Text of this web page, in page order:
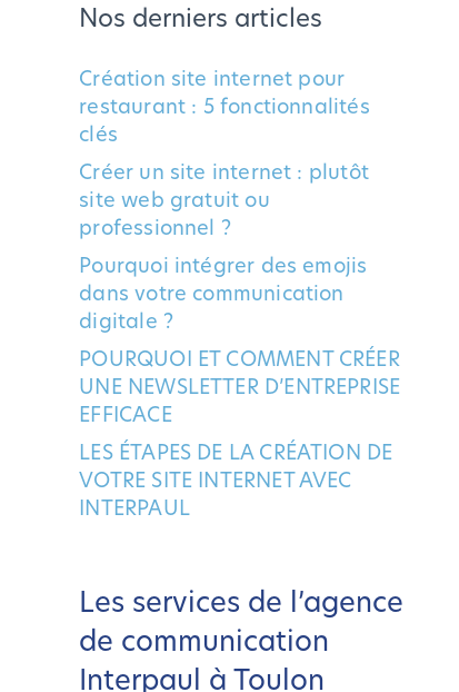
Nos derniers articles
Création site internet pour
restaurant : 5 fonctionnalités
clés
Créer un site internet : plutôt
site web gratuit ou
professionnel ?
Pourquoi intégrer des emojis
dans votre communication
digitale ?
POURQUOI ET COMMENT CRÉER
UNE NEWSLETTER D’ENTREPRISE
EFFICACE
LES ÉTAPES DE LA CRÉATION DE
VOTRE SITE INTERNET AVEC
INTERPAUL
Les services de l’agence
de communication
Interpaul à Toulon